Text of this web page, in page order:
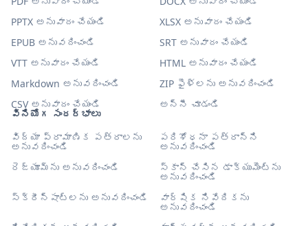
వినియోగ సందర్భాలు
విద్యా ప్రామాణిక పత్రాలను
అనువదించండి
పరిశోధనా పత్రాన్ని
అనువదించండి
రెజ్యూమ్‌ను అనువదించండి
స్కాన్ చేసిన డాక్యుమెంట్‌ను
అనువదించండి
స్క్రీన్‌షాట్‌లను అనువదించండి
వార్షిక నివేదికను
అనువదించండి
PPTX అనువాదం చేయండి
XLSX అనువాదం చేయండి
EPUB అనువదించండి
SRT అనువాదం చేయండి
VTT అనువాదం చేయండి
HTML అనువాదం చేయండి
Markdown అనువదించండి
ZIP ఫైళ్లను అనువదించండి
CSV అనువాదం చేయండి
అన్నీ చూడండి